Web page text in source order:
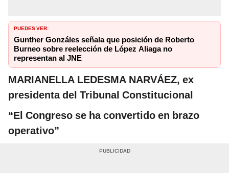
PUEDES VER:
Gunther Gonzáles señala que posición de Roberto
Burneo sobre reelección de López Aliaga no
representan al JNE
MARIANELLA LEDESMA NARVÁEZ, ex
presidenta del Tribunal Constitucional
“El Congreso se ha convertido en brazo
operativo”